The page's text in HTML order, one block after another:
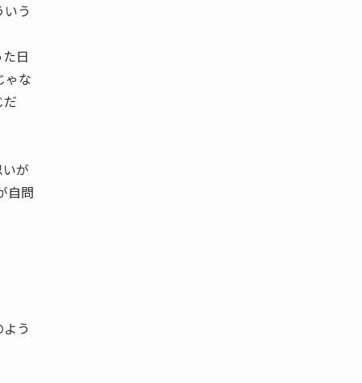
う
日
ゃな
が
自問
う